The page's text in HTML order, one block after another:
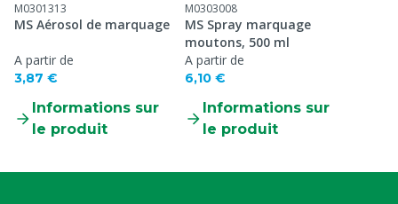
M0301313
MS Aérosol de marquage
A partir de
3,87 €
Informations sur
le produit
M0303008
MS Spray marquage
moutons, 500 ml
A partir de
6,10 €
Informations sur
le produit